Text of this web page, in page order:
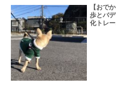
【おで
歩とバ
化トレー